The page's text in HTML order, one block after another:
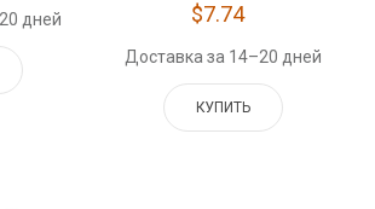
дней $7.74
Доставка за 14–20 дней
КУПИТЬ